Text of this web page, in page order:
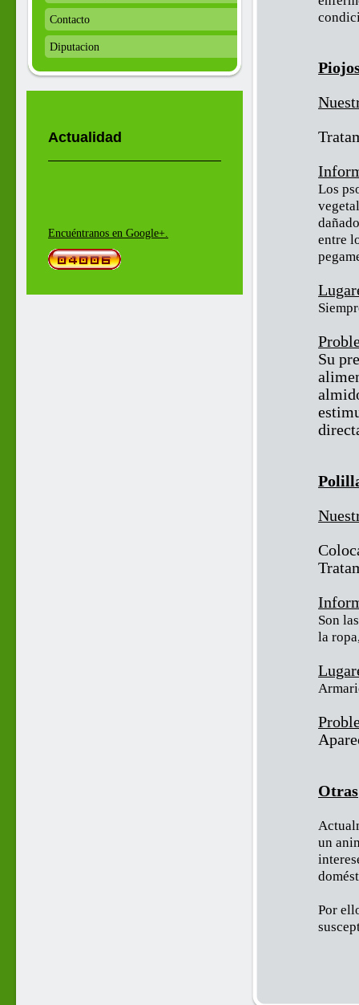
Los
entre
Su
Son
la
Otras
un
Por
Contacto
Diputacion
Actualidad
Encuéntranos en Google+.